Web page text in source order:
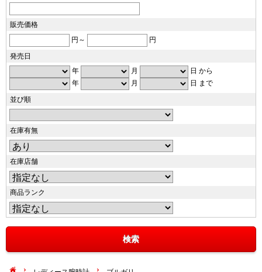
販売価格
円～
円
発売日
年
月
日 から
年
月
日 まで
並び順
在庫有無
在庫店舗
商品ランク